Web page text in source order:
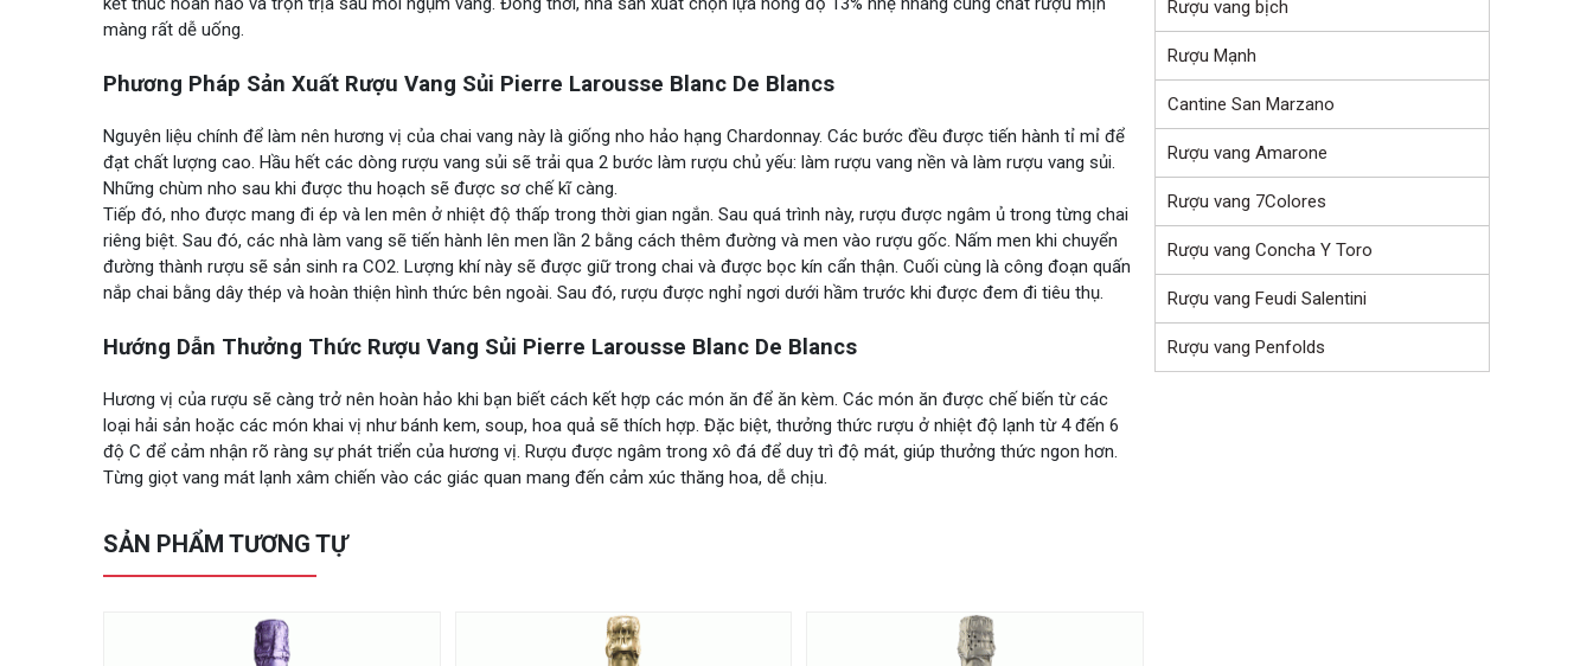
màng rất dễ uống.
Phương Pháp Sản Xuất Rượu Vang Sủi Pierre Larousse Blanc De Blancs
Nguyên liệu chính để làm nên hương vị của chai vang này là giống nho hảo hạng Chardonnay. Các bước đều được tiến hành tỉ mỉ để
đạt chất lượng cao. Hầu hết các dòng rượu vang sủi sẽ trải qua 2 bước làm rượu chủ yếu: làm rượu vang nền và làm rượu vang sủi.
Những chùm nho sau khi được thu hoạch sẽ được sơ chế kĩ càng.
Tiếp đó, nho được mang đi ép và len mên ở nhiệt độ thấp trong thời gian ngắn. Sau quá trình này, rượu được ngâm ủ trong từng chai
riêng biệt. Sau đó, các nhà làm vang sẽ tiến hành lên men lần 2 bằng cách thêm đường và men vào rượu gốc. Nấm men khi chuyển
đường thành rượu sẽ sản sinh ra CO2. Lượng khí này sẽ được giữ trong chai và được bọc kín cẩn thận. Cuối cùng là công đoạn quấn
nắp chai bằng dây thép và hoàn thiện hình thức bên ngoài. Sau đó, rượu được nghỉ ngơi dưới hầm trước khi được đem đi tiêu thụ.
Hướng Dẫn Thưởng Thức Rượu Vang Sủi Pierre Larousse Blanc De Blancs
Hương vị của rượu sẽ càng trở nên hoàn hảo khi bạn biết cách kết hợp các món ăn để ăn kèm. Các món ăn được chế biến từ các
loại hải sản hoặc các món khai vị như bánh kem, soup, hoa quả sẽ thích hợp. Đặc biệt, thưởng thức rượu ở nhiệt độ lạnh từ 4 đến 6
độ C để cảm nhận rõ ràng sự phát triển của hương vị. Rượu được ngâm trong xô đá để duy trì độ mát, giúp thưởng thức ngon hơn.
Từng giọt vang mát lạnh xâm chiến vào các giác quan mang đến cảm xúc thăng hoa, dễ chịu.
Rượu vang bịch
Rượu Mạnh
Cantine San Marzano
Rượu vang Amarone
Rượu vang 7Colores
Rượu vang Concha Y Toro
Rượu vang Feudi Salentini
Rượu vang Penfolds
SẢN PHẨM TƯƠNG TỰ